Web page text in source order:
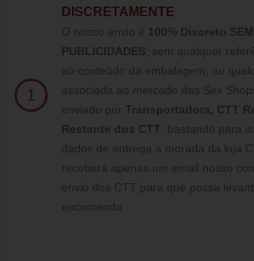
1
DISCRETAMENTE
O nosso envio é 100% Discreto
PUBLICIDADES , sem qualquer
ao conteúdo da embalagem, ou
associada ao mercado das Sex
enviado por Transportadora, CTT
Restante dos CTT , bastando para
dados de entrega a morada da loja
receberá apenas um email nosso
envio dos CTT para que possa
encomenda.